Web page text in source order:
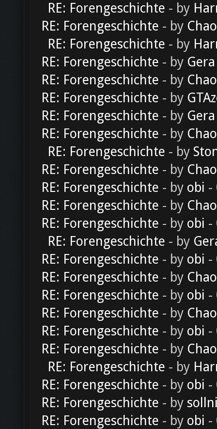
RE: Forengeschichte - by
RE: Forengeschichte - by
RE: Forengeschichte - by
RE: Forengeschichte - by Gera
RE: Forengeschichte - by
RE: Forengeschichte - by
RE: Forengeschichte - by Gera
RE: Forengeschichte - by
RE: Forengeschichte - by
RE: Forengeschichte - by
RE: Forengeschichte - by obi -
RE: Forengeschichte - by
RE: Forengeschichte - by obi -
RE: Forengeschichte - by
RE: Forengeschichte - by obi -
RE: Forengeschichte - by
RE: Forengeschichte - by obi -
RE: Forengeschichte - by
RE: Forengeschichte - by obi -
RE: Forengeschichte - by
RE: Forengeschichte - by
RE: Forengeschichte - by obi -
RE: Forengeschichte - by
RE: Forengeschichte - by obi -